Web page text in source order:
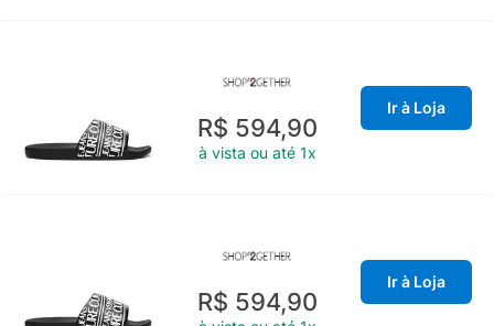
R$ 594,90
à vista ou até 1x
Ir à Loja
R$ 594,90
Ir à Loja